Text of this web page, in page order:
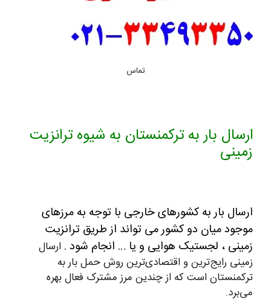
تماس
ارسال بار به ترکمنستان به شیوه ترانزیت
زمینی
ارسال بار به کشورهای خارجی با توجه به مرزهای
موجود میان دو کشور می تواند از طریق ترانزیت
زمینی ، لجستیک هوایی و یا … انجام شود . ارسال
زمینی رایج‌ترین و اقتصادی‌ترین روش حمل بار به
ترکمنستان است که از چندین مرز مشترک فعال بهره
می‌برد.